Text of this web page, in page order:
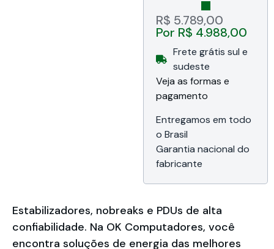
Intel Core i5 13ª
geração, Memória
8GB DDR5, SSD
256GB NVMe PCIe,
Vídeo Intel, USB /
USB 3.2, HDMI /
VGA, Rede Gigabit
/ Wi-Fi 6 802.11ax /
Bluetooth v5.2,
Slot para Trava,
Bivolt, Teclado e
Mouse USB,
Windows 11 Pro,
Garantia Premier
Lenovo do Brasil
R$ 5.789,00
Por R$ 4.988,00
Frete grátis sul e
sudeste
Veja as formas e
pagamento
Entregamos em todo
o Brasil
Garantia nacional do
fabricante
Estabilizadores, nobreaks e PDUs de alta
confiabilidade. Na OK Computadores, você
encontra soluções de energia das melhores